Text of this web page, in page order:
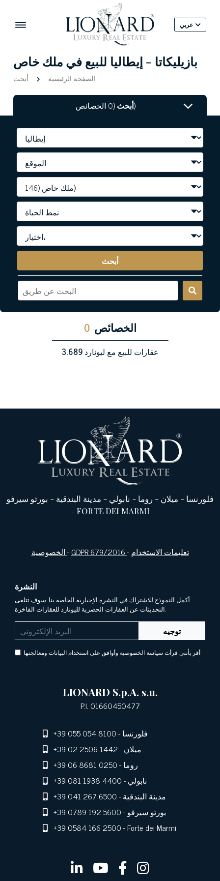
عربي
بازيليكاتا - إيطاليا للبيع في ملك خاص
الصفحة الرئيسية أبحث
أبحث(0 الخصائص)
أبحث
0 الخصائص
3,689عقارات للبيع مع ليونارد
فلورنسا - ميلان - روما - نابولي - مدينة البندقية - بورتو سيرفو
-FORTE DEI MARMI
-GDPR 679/2016-تعليمات الاستخدام
النشرة
أكمل النموذج للاشتراك في النشرة الإخبارية الخاصة بنا. سوف تتلقى
التحديثات عن العقارات الحصرية لليونارد للعقارات الفاخرة.
توجيه
أقر بأنني قرأت سياسة الخصوصية وأوافق على استخدام البيانات ومعالجتها
LIONARD S.p.A. s.u.
P.I. 01660450477
+39 055 054 8100 - فلورنسا
+39 02 2506 1442 - ميلان
+39 06 8681 0250 - روما
+39 081 1938 4400 - نابولي
+39 041 267 6500 - مدينة البندقية
+39 0789 192 5600 - بورتو سيرفو
+39 0584 166 2500- Forte dei Marmi